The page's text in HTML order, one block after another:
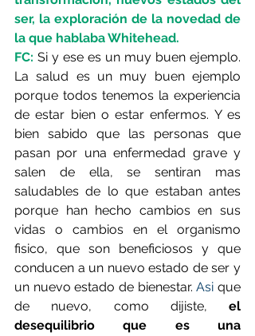
ser, la exploración de la novedad de
la que hablaba Whitehead.
FC: Si y ese es un muy buen ejemplo.
La salud es un muy buen ejemplo
porque todos tenemos la experiencia
de estar bien o estar enfermos. Y es
bien sabido que las personas que
pasan por una enfermedad grave y
salen de ella, se sentiran mas
saludables de lo que estaban antes
porque han hecho cambios en sus
vidas o cambios en el organismo
fisico, que son beneficiosos y que
conducen a un nuevo estado de ser y
un nuevo estado de bienestar. Asi que
de nuevo, como dijiste, el
desequilibrio que es una